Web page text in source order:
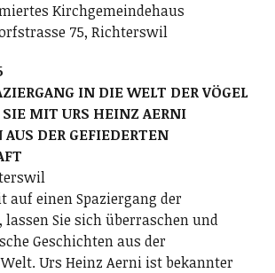
Kirchgemeindehaus
75, Richterswil
IN DIE WELT DER VÖGEL
MIT URS HEINZ AERNI
DER GEFIEDERTEN
auf einen Spaziergang der
lassen Sie sich überraschen und
Geschichten aus der
Urs Heinz Aerni ist bekannter